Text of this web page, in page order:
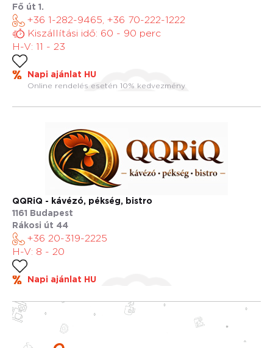
Fő út 1.
+36 1-282-9465, +36 70-222-1222
Kiszállítási idő: 60 - 90 perc
H-V: 11 - 23
Napi ajánlat HU
Online rendelés esetén 10% kedvezmény
QQRiQ - kávézó, pékség, bistro
1161 Budapest
Rákosi út 44
+36 20-319-2225
H-V: 8 - 20
Napi ajánlat HU